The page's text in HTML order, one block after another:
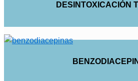
DESINTOXICACIÓN